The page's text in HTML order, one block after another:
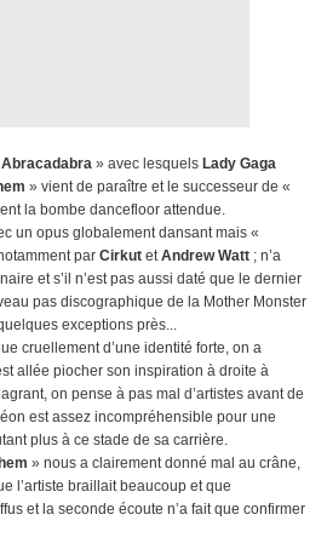
Abracadabra » avec lesquels Lady Gaga
» vient de paraître et le successeur de «
la bombe dancefloor attendue.
un opus globalement dansant mais «
par Cirkut etAndrew Watt ; n’a
et s’il n’est pas aussi daté que le dernier
pas discographique de la Mother Monster
exceptions près...
cruellement d’une identité forte, on a
allée piocher son inspiration à droite à
on pense à pas mal d’artistes avant de
est assez incompréhensible pour une
plus à ce stade de sa carrière.
» nous a clairement donné mal au crâne,
l’artiste braillait beaucoup et que
et la seconde écoute n’a fait que confirmer